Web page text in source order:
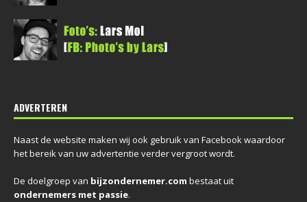
ADVERTEREN
Naast de website maken wij ook gebruik van Facebook waardoor
het bereik van uw advertentie verder vergroot wordt.
De doelgroep van bijzondernemer.com bestaat uit
ondernemers met passie.